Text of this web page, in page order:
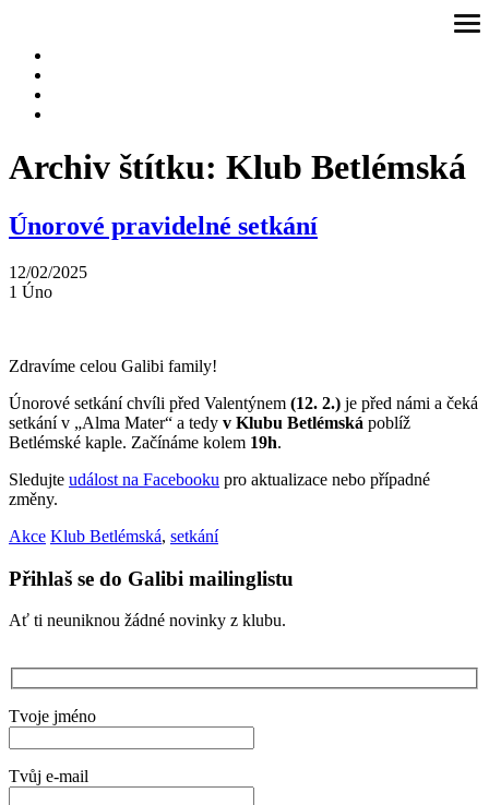
obsah
Archiv štítku: Klub Betlémská
Únorové pravidelné setkání
12/02/2025
1 Úno
Zdravíme celou Galibi family!
Únorové setkání chvíli před Valentýnem (12. 2.) je před námi a čeká
setkání v „Alma Mater“ a tedy v Klubu Betlémská poblíž
Betlémské kaple. Začínáme kolem 19h.
Sledujte událost na Facebooku pro aktualizace nebo případné
změny.
Akce Klub Betlémská, setkání
Přihlaš se do Galibi mailinglistu
Ať ti neuniknou žádné novinky z klubu.
Tvoje jméno
Tvůj e-mail